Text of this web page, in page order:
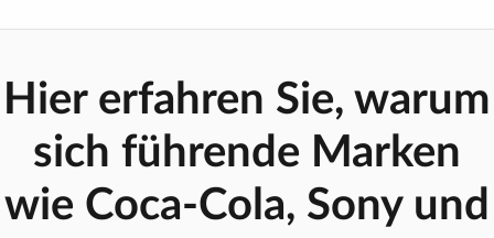
Hier erfahren Sie, warum
sich führende Marken
wie Coca-Cola, Sony und